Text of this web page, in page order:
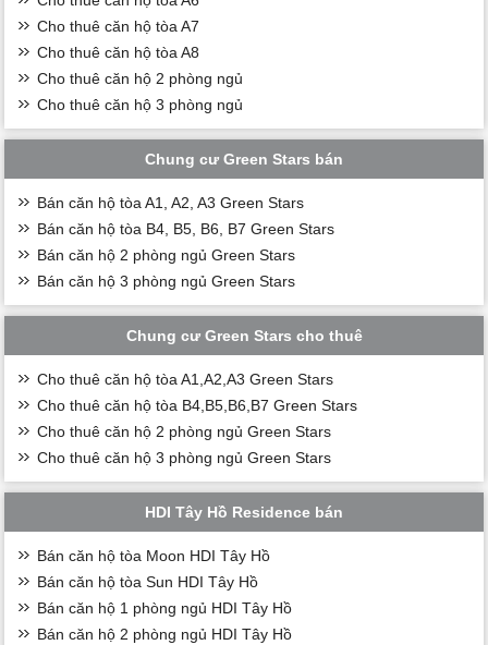
Cho thuê căn hộ tòa A7
Cho thuê căn hộ tòa A8
Cho thuê căn hộ 2 phòng ngủ
Cho thuê căn hộ 3 phòng ngủ
Chung cư Green Stars bán
Bán căn hộ tòa A1, A2, A3 Green Stars
Bán căn hộ tòa B4, B5, B6, B7 Green Stars
Bán căn hộ 2 phòng ngủ Green Stars
Bán căn hộ 3 phòng ngủ Green Stars
Chung cư Green Stars cho thuê
Cho thuê căn hộ tòa A1,A2,A3 Green Stars
Cho thuê căn hộ tòa B4,B5,B6,B7 Green Stars
Cho thuê căn hộ 2 phòng ngủ Green Stars
Cho thuê căn hộ 3 phòng ngủ Green Stars
HDI Tây Hồ Residence bán
Bán căn hộ tòa Moon HDI Tây Hồ
Bán căn hộ tòa Sun HDI Tây Hồ
Bán căn hộ 1 phòng ngủ HDI Tây Hồ
Bán căn hộ 2 phòng ngủ HDI Tây Hồ